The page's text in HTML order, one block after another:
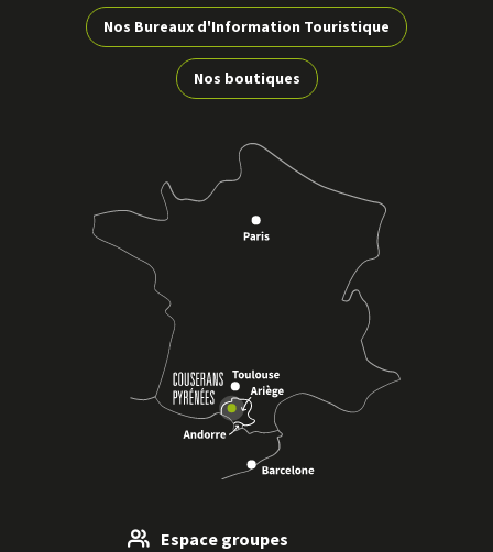
Nos Bureaux d'Information Touristique
Nos boutiques
Espace groupes